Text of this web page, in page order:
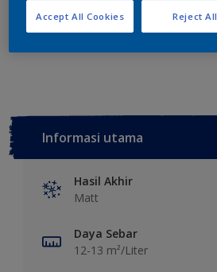
Tambahkan ke Ruang Kerja
Informasi utama
Hasil Akhir
Matt
Daya Sebar
12-13 m²/Liter
Reject All
Accept All Cookies